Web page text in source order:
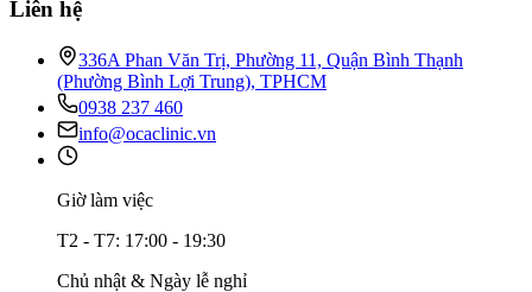
Liên hệ
336A Phan Văn Trị, Phường 11, Quận Bình Thạnh
(Phường Bình Lợi Trung), TPHCM
0938 237 460
info@ocaclinic.vn
Giờ làm việc
T2 - T7: 17:00 - 19:30
Chủ nhật & Ngày lễ nghỉ